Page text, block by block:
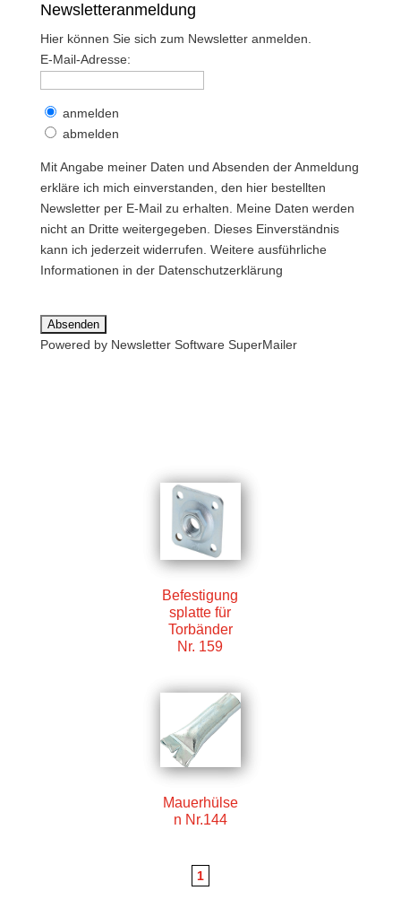
Newsletteranmeldung
Hier können Sie sich zum Newsletter anmelden.
E-Mail-Adresse:
anmelden
abmelden
Mit Angabe meiner Daten und Absenden der Anmeldung
erkläre ich mich einverstanden, den hier bestellten
Newsletter per E-Mail zu erhalten. Meine Daten werden
nicht an Dritte weitergegeben. Dieses Einverständnis
kann ich jederzeit widerrufen. Weitere ausführliche
Informationen in der Datenschutzerklärung
Powered by Newsletter Software SuperMailer
Befestigung
splatte für
Torbänder
Nr. 159
Mauerhülse
n Nr.144
1